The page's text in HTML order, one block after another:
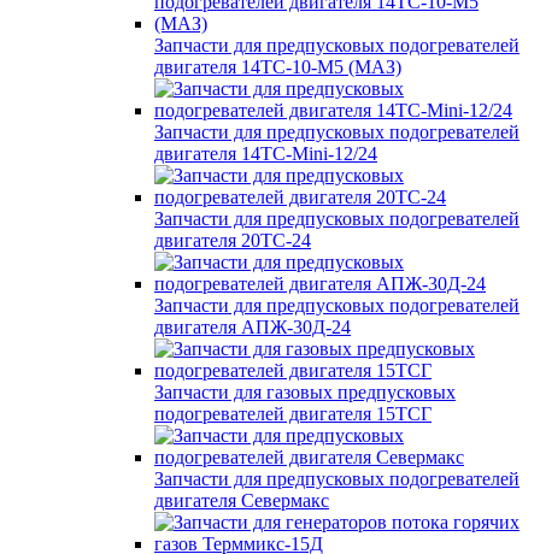
Запчасти для предпусковых подогревателей
двигателя 14ТС-10-М5 (МАЗ)
Запчасти для предпусковых подогревателей
двигателя 14ТС-Mini-12/24
Запчасти для предпусковых подогревателей
двигателя 20ТС-24
Запчасти для предпусковых подогревателей
двигателя АПЖ-30Д-24
Запчасти для газовых предпусковых
подогревателей двигателя 15ТСГ
Запчасти для предпусковых подогревателей
двигателя Севермакс